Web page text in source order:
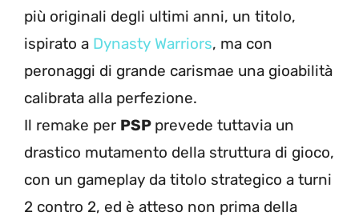
più originali degli ultimi anni, un titolo,
ispirato a Dynasty Warriors, ma con
peronaggi di grande carismae una gioabilità
calibrata alla perfezione.
Il remake per PSP prevede tuttavia un
drastico mutamento della struttura di gioco,
con un gameplay da titolo strategico a turni
2 contro 2, ed è atteso non prima della